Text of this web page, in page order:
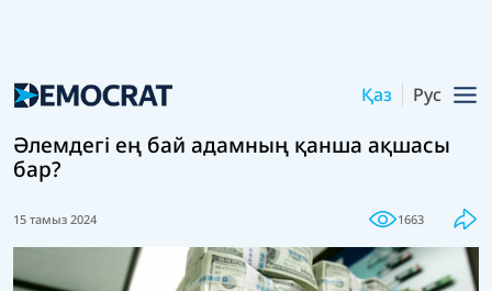
Қаз Рус
Әлемдегі ең бай адамның қанша ақшасы
бар?
15 тамыз 2024 1663